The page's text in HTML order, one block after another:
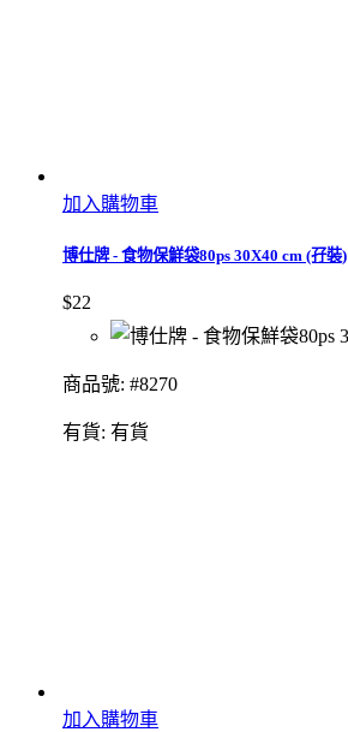
加入購物車
博仕牌 - 食物保鮮袋80ps 30X40 cm (孖裝)
$22
商品號: #8270
有貨: 有貨
加入購物車